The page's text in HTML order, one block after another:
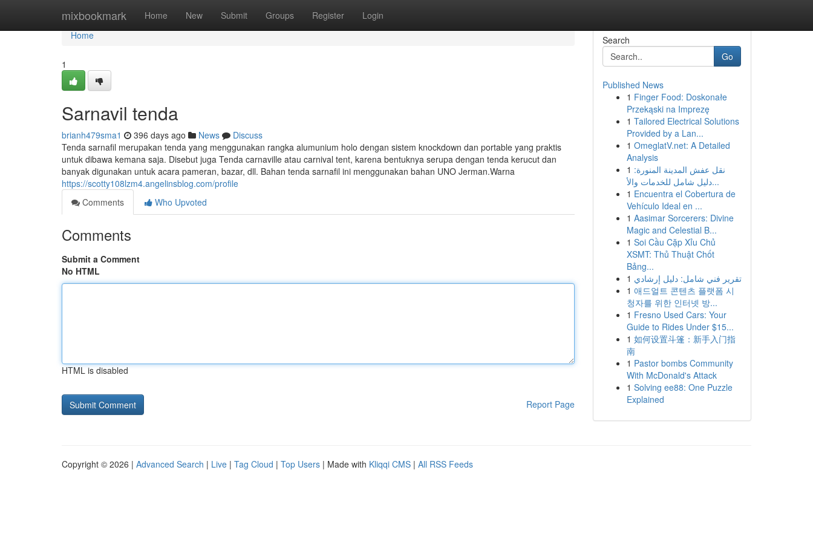
mixbookmark Home New Submit Groups Register Login
Home
Home
1
Sarnavil tenda
brianh479sma1 396 days ago News
Discuss
Tenda sarnafil merupakan tenda yang menggunakan rangka alumunium holo dengan sistem knockdown dan portable yang praktis
untuk dibawa kemana saja. Disebut juga Tenda carnaville atau carnival tent, karena bentuknya serupa dengan tenda kerucut dan
banyak digunakan untuk acara pameran, bazar, dll. Bahan tenda sarnafil ini menggunakan bahan UNO Jerman.Warna
https://scotty108lzm4.angelinsblog.com/profile
Comments
Who Upvoted
Comments
Submit a Comment
No HTML
HTML is disabled
Report Page
Search
Go
Published News
1 Finger Food: Doskonałe
Przekąski na Imprezę
1 Tailored Electrical Solutions
Provided by a Lan...
1 OmeglatV.net: A Detailed
Analysis
1 نقل عفش المدينة المنورة:
دليل شامل للخدمات والأ...
1 Encuentra el Cobertura de
Vehículo Ideal en ...
1 Aasimar Sorcerers: Divine
Magic and Celestial B...
1 Soi Cầu Cặp Xỉu Chủ
XSMT: Thủ Thuật Chốt
Bảng...
1 تقرير فني شامل: دليل إرشادي
1 애드얼트 콘텐츠 플랫폼 시
청자를 위한 인터넷 방...
1 Fresno Used Cars: Your
Guide to Rides Under $15...
1 如何设置斗篷：新手入门指
南
1 Pastor bombs Community
With McDonald's Attack
1 Solving ee88: One Puzzle
Explained
Copyright © 2026 | Advanced Search | Live | Tag Cloud | Top Users | Made with Kliqqi CMS | All RSS Feeds